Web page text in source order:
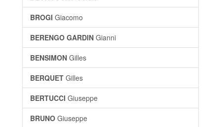
BROGI Giacomo
BERENGO GARDIN Gianni
BENSIMON Gilles
BERQUET Gilles
BERTUCCI Giuseppe
BRUNO Giuseppe